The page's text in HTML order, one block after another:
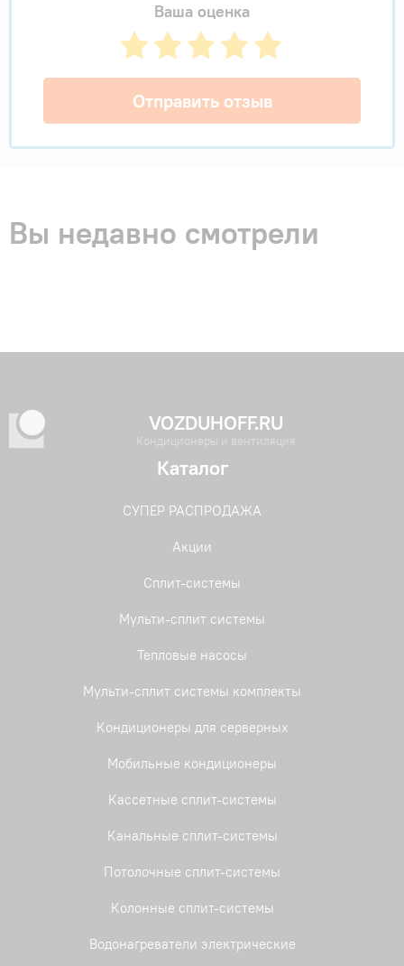
Ваша оценка
Отправить отзыв
Вы недавно смотрели
VOZDUHOFF.RU
Кондиционеры и вентиляция
Каталог
СУПЕР РАСПРОДАЖА
Акции
Сплит-системы
Мульти-сплит системы
Тепловые насосы
Мульти-сплит системы комплекты
Кондиционеры для серверных
Мобильные кондиционеры
Кассетные сплит-системы
Канальные сплит-системы
Потолочные сплит-системы
Колонные сплит-системы
Водонагреватели электрические